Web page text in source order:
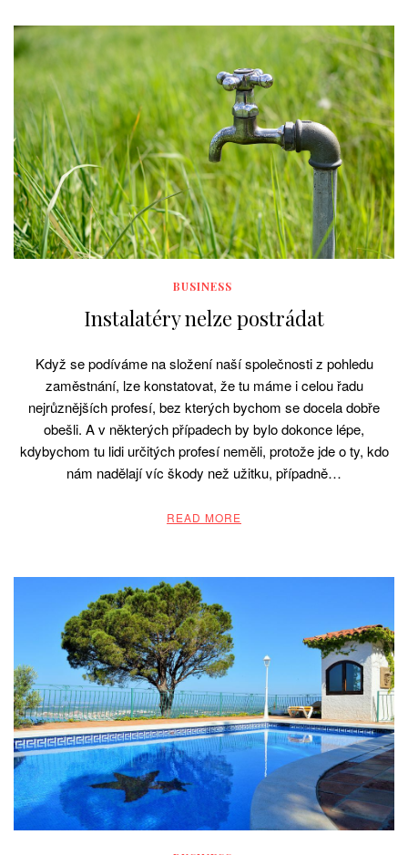
BUSINESS
Instalatéry nelze postrádat
Když se podíváme na složení naší společnosti z pohledu
zaměstnání, lze konstatovat, že tu máme i celou řadu
nejrůznějších profesí, bez kterých bychom se docela dobře
obešli. A v některých případech by bylo dokonce lépe,
kdybychom tu lidi určitých profesí neměli, protože jde o ty, kdo
nám nadělají víc škody než užitku, případně…
READ MORE